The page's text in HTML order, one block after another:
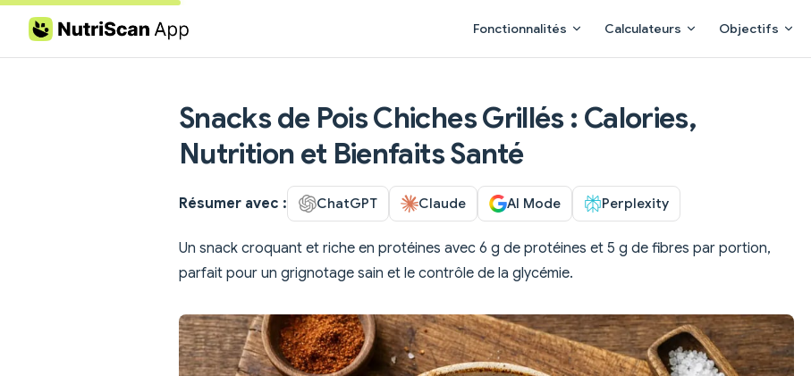
Skip to content Fonctionnalités Calculateurs Objectifs
Snacks de Pois Chiches Grillés : Calories,
Nutrition et Bienfaits Santé
Résumer avec : ChatGPT Claude AI Mode Perplexity
Un snack croquant et riche en protéines avec 6 g de protéines et 5 g de fibres par portion,
parfait pour un grignotage sain et le contrôle de la glycémie.